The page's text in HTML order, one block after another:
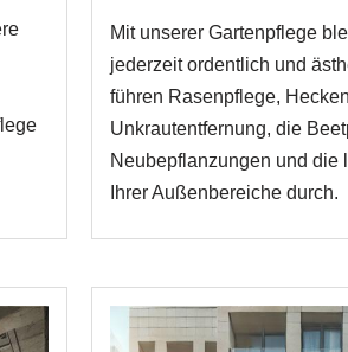
Mit unserer Gartenpflege
jederzeit ordentlich und
führen Rasenpflege,
Unkrautentfernung, die
Neubepflanzungen und die
Ihrer Außenbereiche durch.